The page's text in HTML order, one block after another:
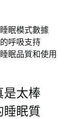
眠模式數據
呼吸支持
眠品質和使用
是太棒
睡眠質